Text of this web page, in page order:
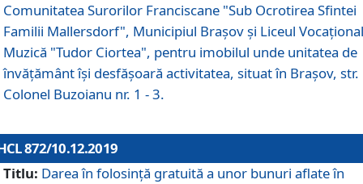
Comunitatea Surorilor Franciscane "Sub Ocrotirea Sfintei
Familii Mallersdorf", Municipiul Braşov şi Liceul
Muzică "Tudor Ciortea", pentru imobilul unde unitatea de
învățământ îşi desfăşoară activitatea, situat în Braşov, str.
Colonel Buzoianu nr. 1 - 3.
872/10.12.2019
Titlu: Darea în folosinţă gratuită a unor bunuri aflate în